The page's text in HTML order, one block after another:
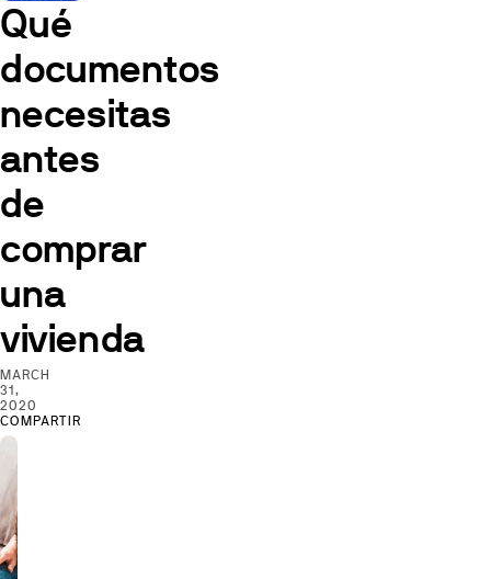
Qué
documentos
necesitas
antes
de
comprar
una
vivienda
MARCH
31,
2020
COMPARTIR